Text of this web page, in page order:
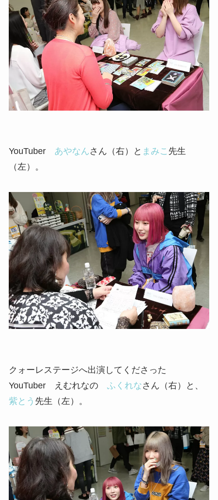
YouTuber あやなんさん（右）と まみこ 先生
（左）。
クォーレステージへ出演してくださった
YouTuber えむれなの ふくれなさん（右）と、
紫とう 先生（左）。